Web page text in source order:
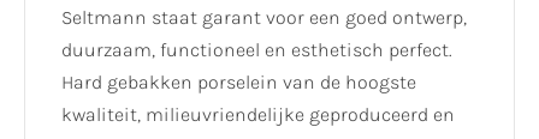
Seltmann staat garant voor een goed ontwerp,
duurzaam, functioneel en esthetisch perfect.
Hard gebakken porselein van de hoogste
kwaliteit, milieuvriendelijke geproduceerd en